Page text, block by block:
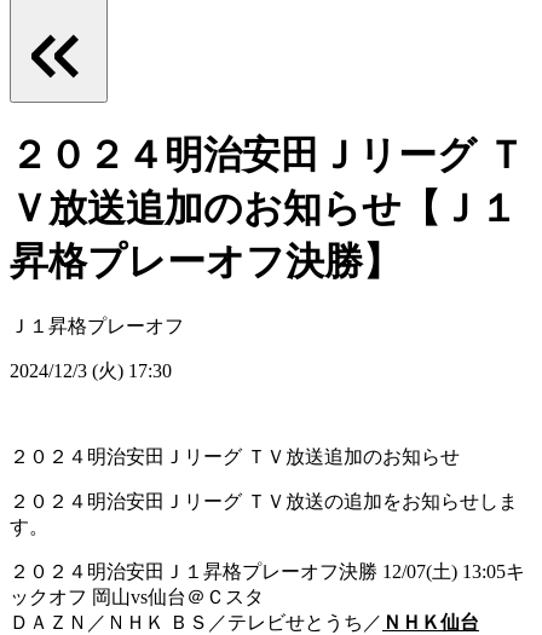
２０２４明治安田Ｊリーグ Ｔ
Ｖ放送追加のお知らせ【Ｊ１
昇格プレーオフ決勝】
Ｊ１昇格プレーオフ
2024/12/3 (火) 17:30
２０２４明治安田Ｊリーグ ＴＶ放送追加のお知らせ
２０２４明治安田Ｊリーグ ＴＶ放送の追加をお知らせしま
す。
２０２４明治安田Ｊ１昇格プレーオフ決勝 12/07(土) 13:05キ
ックオフ 岡山vs仙台＠Ｃスタ
ＤＡＺＮ／ＮＨＫ ＢＳ／テレビせとうち／ ＮＨＫ仙台